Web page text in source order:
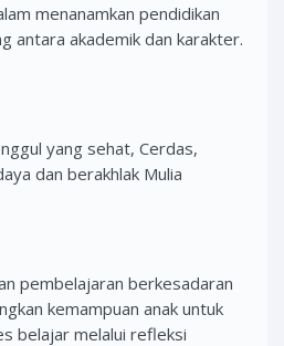
menanamkan pendidikan
antara akademik dan karakter.
yang sehat, Cerdas,
dan berakhlak Mulia
pembelajaran berkesadaran
kemampuan anak untuk
belajar melalui refleksi